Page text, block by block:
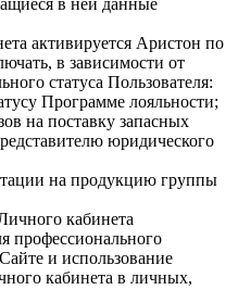
активируется Аристон по
в зависимости от
статуса Пользователя:
Программе лояльности;
на поставку запасных
юридического
на продукцию группы
кабинета
профессионального
и использование
кабинета в личных,